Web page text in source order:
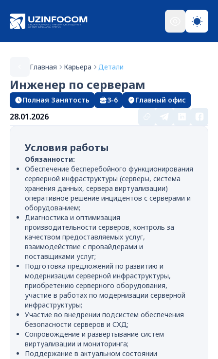
Главная Карьера Детали
Инженер по серверам
Полная Занятость 3-6 Главный офис
28.01.2026
Условия работы
Обязанности:
Обеспечение бесперебойного функционирования
серверной инфраструктуры (серверы, система
хранения данных, сервера виртуализации)
оперативное решение инцидентов с серверами и
оборудованием;
Диагностика и оптимизация
производительности серверов, контроль за
качеством предоставляемых услуг,
взаимодействие с провайдерами и
поставщиками услуг;
Подготовка предложений по развитию и
модернизации серверной инфраструктуры,
приобретению серверного оборудования,
участие в работах по модернизации серверной
инфраструктуры;
Участие во внедрении подсистем обеспечения
безопасности серверов и СХД;
Сопровождение и развертывание систем
виртуализации и мониторинга;
Поддержание в актуальном состоянии